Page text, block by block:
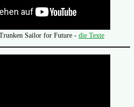
Sailor for Future - die Texte